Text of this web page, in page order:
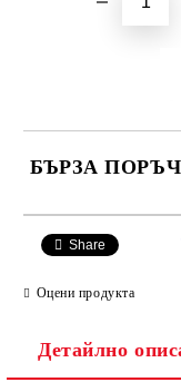
БЪРЗА
Share
Оцени продукта
Детайлно